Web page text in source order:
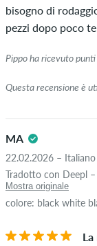
bisogno di
pezzi dopo poco
Pippo ha ricevuto
Questa recensione è
MA
22.02.2026 – Italiano
Tradotto con Deepl –
Mostra originale
colore: black white